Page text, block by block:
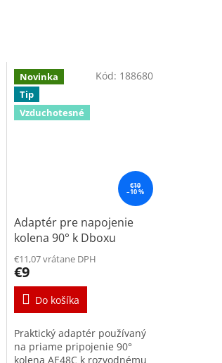
Novinka
Tip
Vzduchotesné
€10
–10 %
Adaptér pre napojenie
kolena 90° k Dboxu
€11,07 vrátane DPH
€9
Do košíka
Praktický adaptér používaný
na priame pripojenie 90°
kolena AE48C k rozvodnému
Kód: 188680